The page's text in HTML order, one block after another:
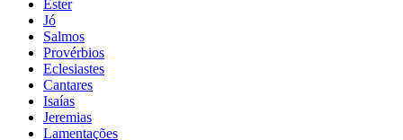
Ester
Jó
Salmos
Provérbios
Eclesiastes
Cantares
Isaías
Jeremias
Lamentações